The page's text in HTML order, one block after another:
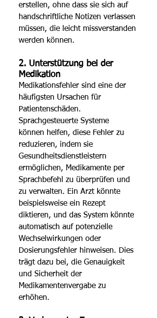
erstellen, ohne dass sie sich auf
handschriftliche Notizen verlassen
müssen, die leicht missverstanden
werden können.
2. Unterstützung bei der
Medikation
Medikationsfehler sind eine der
häufigsten Ursachen für
Patientenschäden.
Sprachgesteuerte Systeme
können helfen, diese Fehler zu
reduzieren, indem sie
Gesundheitsdienstleistern
ermöglichen, Medikamente per
Sprachbefehl zu überprüfen und
zu verwalten. Ein Arzt könnte
beispielsweise ein Rezept
diktieren, und das System könnte
automatisch auf potenzielle
Wechselwirkungen oder
Dosierungsfehler hinweisen. Dies
trägt dazu bei, die Genauigkeit
und Sicherheit der
Medikamentenvergabe zu
erhöhen.